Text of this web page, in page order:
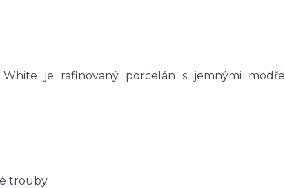
je rafinovaný porcelán s jemnými modře
trouby.